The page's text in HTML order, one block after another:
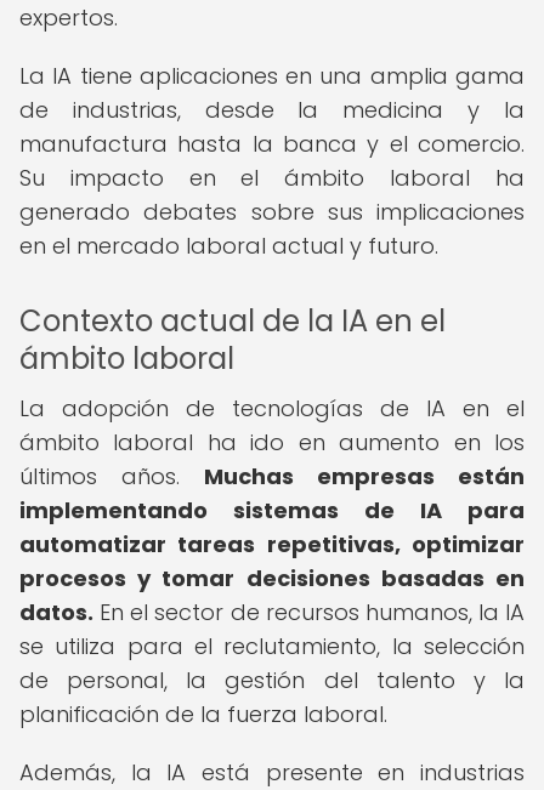
expertos.
La IA tiene aplicaciones en una amplia gama
de industrias, desde la medicina y la
manufactura hasta la banca y el comercio.
Su impacto en el ámbito laboral ha
generado debates sobre sus implicaciones
en el mercado laboral actual y futuro.
Contexto actual de la IA en el
ámbito laboral
La adopción de tecnologías de IA en el
ámbito laboral ha ido en aumento en los
últimos años. Muchas empresas están
implementando sistemas de IA para
automatizar tareas repetitivas, optimizar
procesos y tomar decisiones basadas en
datos. En el sector de recursos humanos, la IA
se utiliza para el reclutamiento, la selección
de personal, la gestión del talento y la
planificación de la fuerza laboral.
Además, la IA está presente en industrias